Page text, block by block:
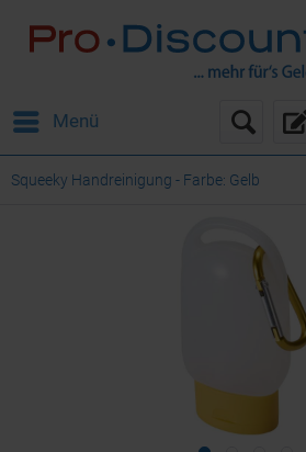
Menü
Squeeky Handreinigung - Farbe: Gelb